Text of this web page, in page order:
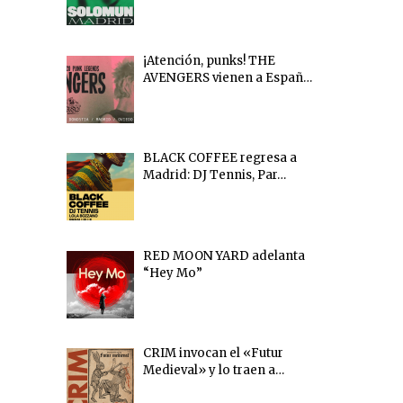
¡Atención, punks! THE
AVENGERS vienen a Españ…
BLACK COFFEE regresa a
Madrid: DJ Tennis, Par…
RED MOON YARD adelanta
“Hey Mo”
CRIM invocan el «Futur
Medieval» y lo traen a…